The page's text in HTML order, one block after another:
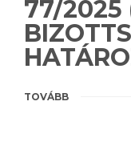
77/2025
TOVÁBB